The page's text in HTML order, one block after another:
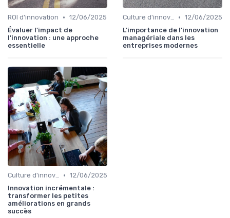
ROI d'innovation • 12/06/2025
Évaluer l'impact de
l'innovation : une approche
essentielle
Culture d'innovation • 12/06/2025
L'importance de l'innovation
managériale dans les
entreprises modernes
Culture d'innovation • 12/06/2025
Innovation incrémentale :
transformer les petites
améliorations en grands
succès